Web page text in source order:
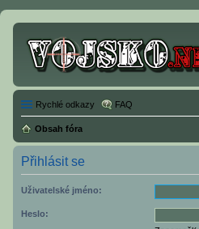
Rychlé odkazy FAQ
Obsah fóra
Přihlásit se
Uživatelské jméno:
Heslo: